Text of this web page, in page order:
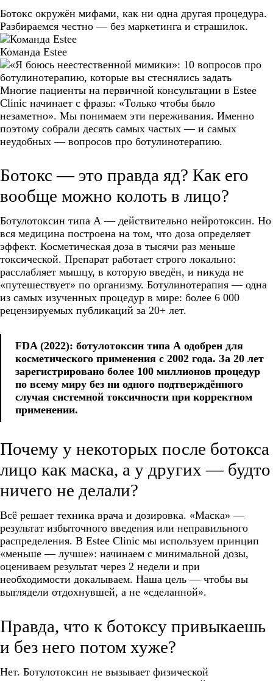
Ботокс окружён мифами, как ни одна другая процедура.
Разбираемся честно — без маркетинга и страшилок.
Команда Estee
Многие пациенты на первичной консультации в Estee
Clinic начинает с фразы: «Только чтобы было
незаметно». Мы понимаем эти переживания. Именно
поэтому собрали десять самых частых — и самых
неудобных — вопросов про ботулинотерапию.
Ботокс — это правда яд? Как его
вообще можно колоть в лицо?
Ботулотоксин типа А — действительно нейротоксин. Но
вся медицина построена на том, что доза определяет
эффект. Косметическая доза в тысячи раз меньше
токсической. Препарат работает строго локально:
расслабляет мышцу, в которую введён, и никуда не
«путешествует» по организму. Ботулинотерапия — одна
из самых изученных процедур в мире: более 6 000
рецензируемых публикаций за 20+ лет.
FDA (2022): ботулотоксин типа А одобрен для
косметического применения с 2002 года. За 20 лет
зарегистрировано более 100 миллионов процедур
по всему миру без ни одного подтверждённого
случая системной токсичности при корректном
применении.
Почему у некоторых после ботокса
лицо как маска, а у других — будто
ничего не делали?
Всё решает техника врача и дозировка. «Маска» —
результат избыточного введения или неправильного
распределения. В Estee Clinic мы используем принцип
«меньше — лучше»: начинаем с минимальной дозы,
оцениваем результат через 2 недели и при
необходимости докалываем. Наша цель — чтобы вы
выглядели отдохнувшей, а не «сделанной».
Правда, что к ботоксу привыкаешь
и без него потом хуже?
Нет. Ботулотоксин не вызывает физической